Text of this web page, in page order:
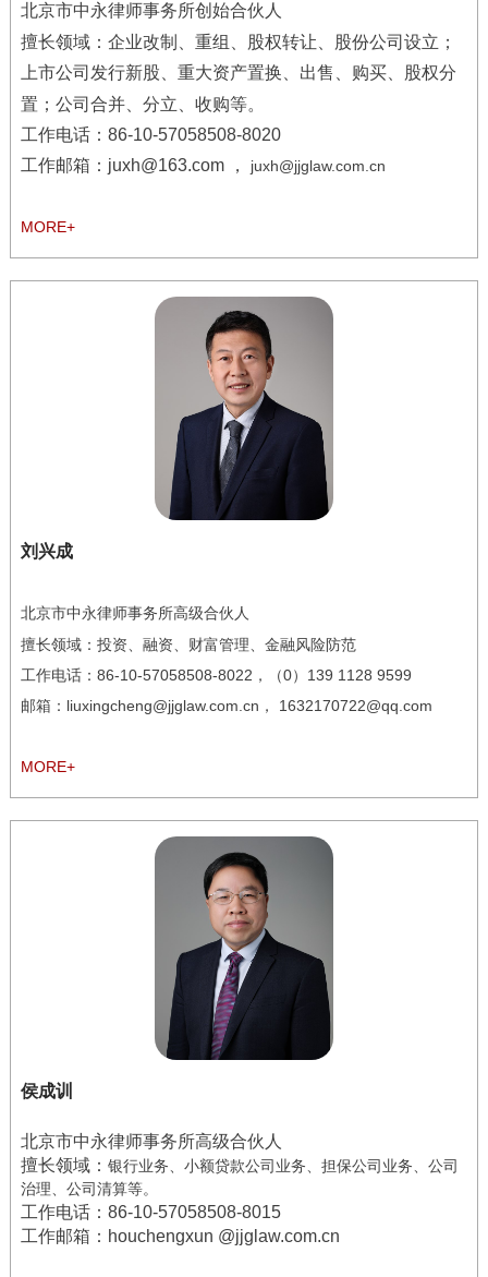
北京市中永律师事务所创始合伙人
擅长领域： 企业改制、重组、股权转让、股份公司设立；
上市公司发行新股、重大资产置换、出售、购买、股权分
置；公司合并、分立、收购等。
工作电话： 86-10-57058508-8020
工作邮箱：juxh@163.com ，
juxh@jjglaw.com.cn
MORE+
刘兴成
北京市中永律师事务所高级合伙人
擅长领域： 投资、融资、财富管理、金融风险防范
工作电话： 86-10-57058508-8022 ，（0）139 1128 9599
邮箱： liuxingcheng@jjglaw.com.cn， 1632170722@qq.com
MORE+
侯成训
北京市中永律师事务所高级合伙人
擅长领域： 银行业务、小额贷款公司业务、担保公司业务、公司
治理、公司清算等。
工作电话： 86-10-57058508-8015
工作邮箱：houchengxun @jjglaw.com.cn